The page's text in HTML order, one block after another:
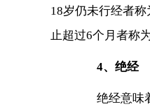
18岁仍未行经者
止超过6个月者称
4、绝经
绝经意味着